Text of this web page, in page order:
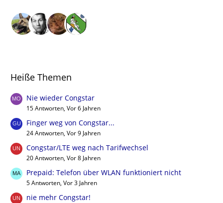
Heiße Themen
Nie wieder Congstar
15 Antworten, Vor 6 Jahren
Finger weg von Congstar...
24 Antworten, Vor 9 Jahren
Congstar/LTE weg nach Tarifwechsel
20 Antworten, Vor 8 Jahren
Prepaid: Telefon über WLAN funktioniert nicht
5 Antworten, Vor 3 Jahren
nie mehr Congstar!